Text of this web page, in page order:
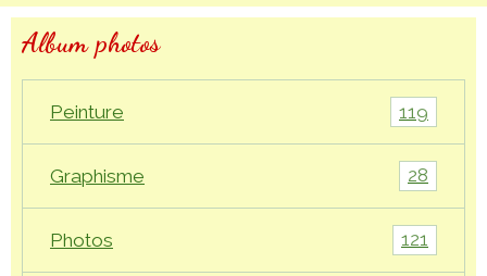
Album photos
Peinture 119
Graphisme 28
Photos 121